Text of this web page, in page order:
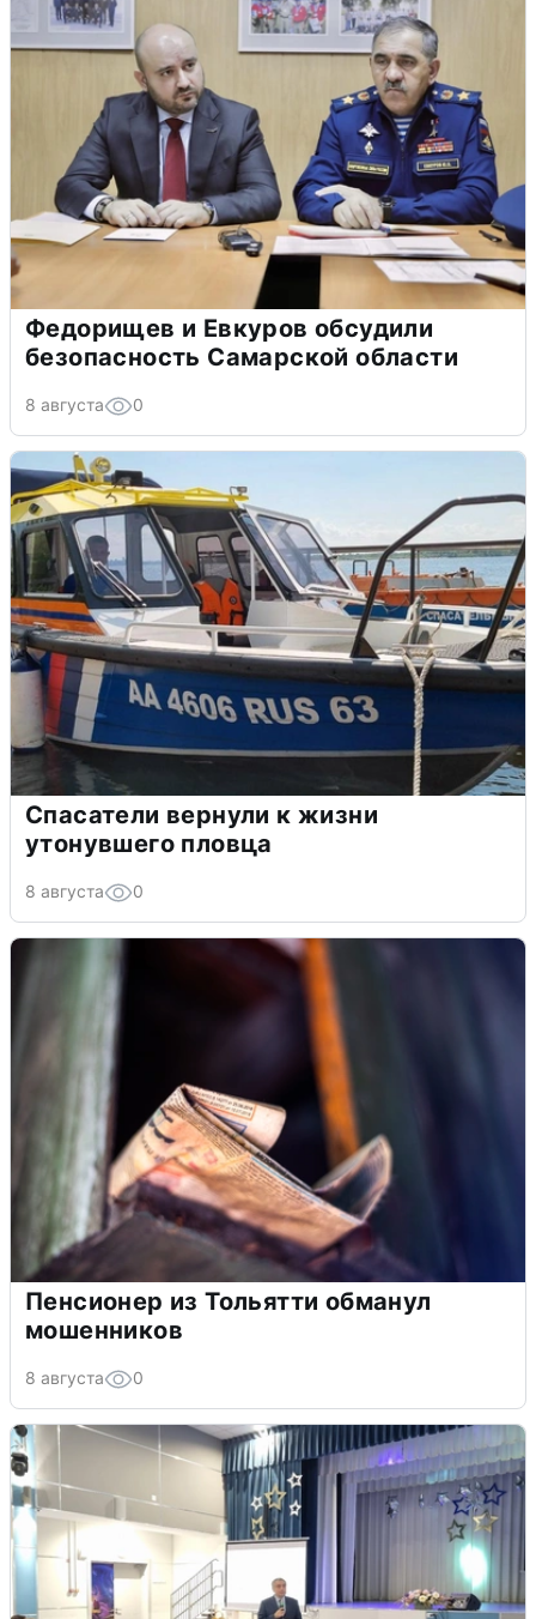
Федорищев и Евкуров обсудили
безопасность Самарской области
8 августа 0
Спасатели вернули к жизни
утонувшего пловца
8 августа 0
Пенсионер из Тольятти обманул
мошенников
8 августа 0